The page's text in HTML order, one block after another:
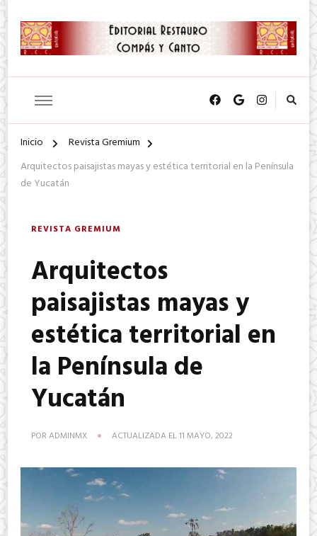
Inicio
Revista Gremium
Arquitectos paisajistas mayas y estética territorial en la Península
de Yucatán
REVISTA GREMIUM
Arquitectos
paisajistas mayas y
estética territorial en
la Península de
Yucatán
POR ADMINMX ACTUALIZADA EL11 MAYO, 2022